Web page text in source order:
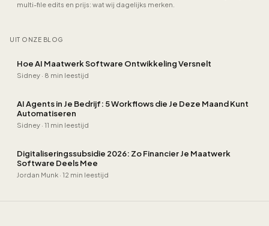
multi-file edits en prijs: wat wij dagelijks merken.
UIT ONZE BLOG
Hoe AI Maatwerk Software Ontwikkeling Versnelt
Sidney · 8 min leestijd
AI Agents in Je Bedrijf: 5 Workflows die Je Deze Maand Kunt
Automatiseren
Sidney · 11 min leestijd
Digitaliseringssubsidie 2026: Zo Financier Je Maatwerk
Software Deels Mee
Jordan Munk · 12 min leestijd